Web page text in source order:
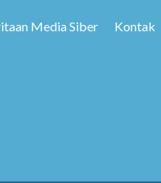
Media Siber Kontak